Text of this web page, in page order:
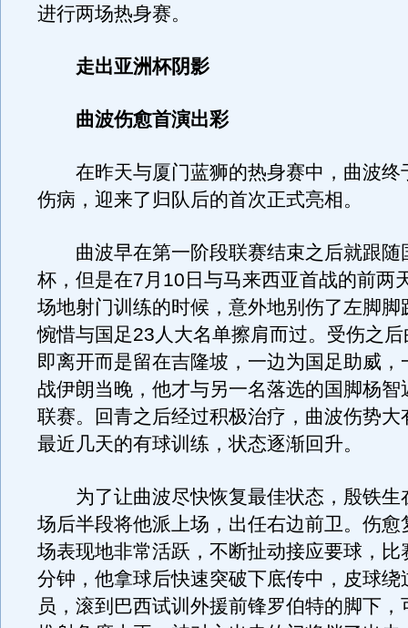
进行两场热身赛。
走出亚洲杯阴影
曲波伤愈首演出彩
在昨天与厦门蓝狮的热身赛中，曲波终
伤病，迎来了归队后的首次正式亮相。
曲波早在第一阶段联赛结束之后就跟随
杯，但是在7月10日与马来西亚首战的前两
场地射门训练的时候，意外地别伤了左脚脚
惋惜与国足23人大名单擦肩而过。受伤之
即离开而是留在吉隆坡，一边为国足助威，
战伊朗当晚，他才与另一名落选的国脚杨智
联赛。回青之后经过积极治疗，曲波伤势大
最近几天的有球训练，状态逐渐回升。
为了让曲波尽快恢复最佳状态，殷铁生
场后半段将他派上场，出任右边前卫。伤愈
场表现地非常活跃，不断扯动接应要球，比
分钟，他拿球后快速突破下底传中，皮球绕
员，滚到巴西试训外援前锋罗伯特的脚下，